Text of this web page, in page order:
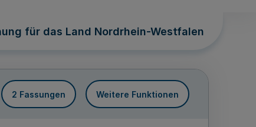
für das Land Nordrhein-Westfalen
2 Fassungen Weitere Funktionen